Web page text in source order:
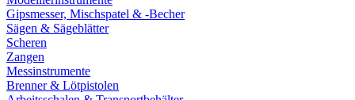
Gipsmesser, Mischspatel & -Becher
Sägen & Sägeblätter
Scheren
Zangen
Messinstrumente
Brenner & Lötpistolen